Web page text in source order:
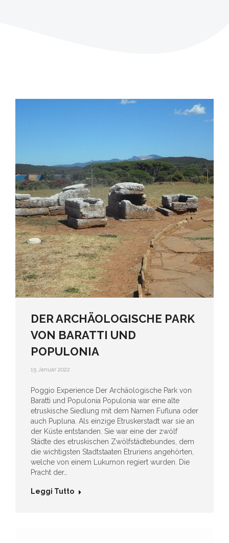
DER ARCHÄOLOGISCHE PARK
VON BARATTI UND
POPULONIA
15 Januar 2022
Poggio Experience Der Archäologische Park von
Baratti und Populonia Populonia war eine alte
etruskische Siedlung mit dem Namen Fufluna oder
auch Pupluna. Als einzige Etruskerstadt war sie an
der Küste entstanden. Sie war eine der zwölf
Städte des etruskischen Zwölfstädtebundes, dem
die wichtigsten Stadtstaaten Etruriens angehörten,
welche von einem Lukumon regiert wurden. Die
Pracht der…
Leggi Tutto